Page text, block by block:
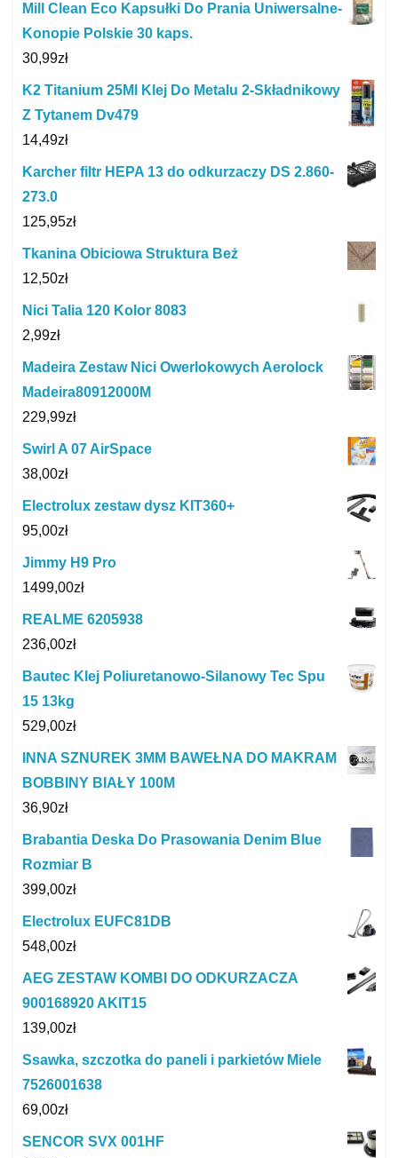
Mill Clean Eco Kapsułki Do Prania Uniwersalne-
Konopie Polskie 30 kaps.
30,99zł
K2 Titanium 25Ml Klej Do Metalu 2-Składnikowy
Z Tytanem Dv479
14,49zł
Karcher filtr HEPA 13 do odkurzaczy DS 2.860-
273.0
125,95zł
Tkanina Obiciowa Struktura Beż
12,50zł
Nici Talia 120 Kolor 8083
2,99zł
Madeira Zestaw Nici Owerlokowych Aerolock
Madeira80912000M
229,99zł
Swirl A 07 AirSpace
38,00zł
Electrolux zestaw dysz KIT360+
95,00zł
Jimmy H9 Pro
1499,00zł
REALME 6205938
236,00zł
Bautec Klej Poliuretanowo-Silanowy Tec Spu
15 13kg
529,00zł
INNA SZNUREK 3MM BAWEŁNA DO MAKRAM
BOBBINY BIAŁY 100M
36,90zł
Brabantia Deska Do Prasowania Denim Blue
Rozmiar B
399,00zł
Electrolux EUFC81DB
548,00zł
AEG ZESTAW KOMBI DO ODKURZACZA
900168920 AKIT15
139,00zł
Ssawka, szczotka do paneli i parkietów Miele
7526001638
69,00zł
SENCOR SVX 001HF